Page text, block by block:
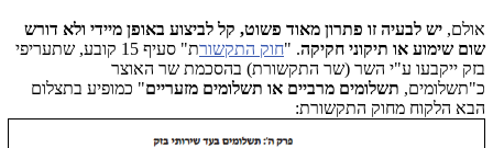
אולם, יש לבעיה זו פתרון מאוד פשוט, קל לביצוע באופן מיידי ולא דורש
שום שימוע או תיקוני חקיקה. "חוק התקשור
ת" סעיף 15 קובע, שתעריפי
בזק ייקבעו ע"י השר (שר התקשורת) בהסכמת שר האוצר
כ"תשלומים, תשלומים מרביים או תשלומים מזעריים" כמופיע בתצלום
הבא הלקוח מחוק התקשורת: